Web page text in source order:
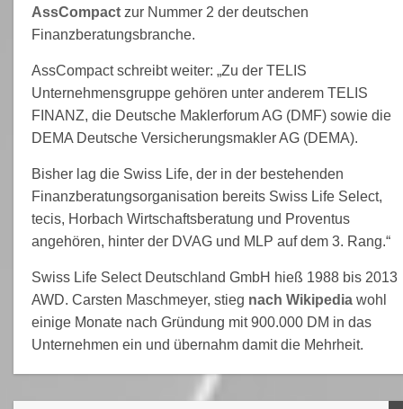
AssCompact zur Nummer 2 der deutschen
Finanzberatungsbranche.
AssCompact schreibt weiter: „Zu der TELIS
Unternehmensgruppe gehören unter anderem TELIS
FINANZ, die Deutsche Maklerforum AG (DMF) sowie die
DEMA Deutsche Versicherungsmakler AG (DEMA).
Bisher lag die Swiss Life, der in der bestehenden
Finanzberatungsorganisation bereits Swiss Life Select,
tecis, Horbach Wirtschaftsberatung und Proventus
angehören, hinter der DVAG und MLP auf dem 3. Rang.“
Swiss Life Select Deutschland GmbH hieß 1988 bis 2013
AWD. Carsten Maschmeyer, stieg nach Wikipediawohl
einige Monate nach Gründung mit 900.000 DM in das
Unternehmen ein und übernahm damit die Mehrheit.